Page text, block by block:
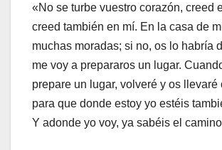
«No se turbe vuestro corazón, creed
creed también en mí. En la casa de
muchas moradas; si no, os lo habría
me voy a prepararos un lugar.
prepare un lugar, volveré y os llevaré
para que donde estoy yo estéis
Y adonde yo voy, ya sabéis el